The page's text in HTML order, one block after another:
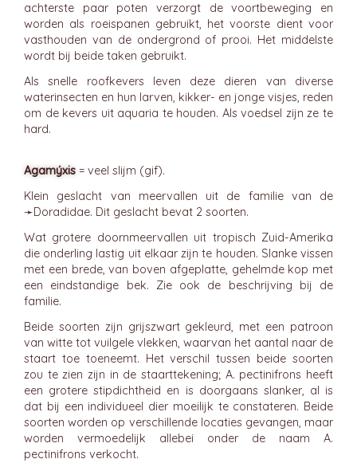
achterste paar poten verzorgt de voortbeweging en
worden als roeispanen gebruikt, het voorste dient voor
vasthouden van de ondergrond of prooi. Het middelste
wordt bij beide taken gebruikt.
Als snelle roofkevers leven deze dieren van diverse
waterinsecten en hun larven, kikker- en jonge visjes, reden
om de kevers uit aquaria te houden. Als voedsel zijn ze te
hard.
Agamýxis = veel slijm (gif).
Klein geslacht van meervallen uit de familie van de
➛Doradidae. Dit geslacht bevat 2 soorten.
Wat grotere doornmeervallen uit tropisch Zuid-Amerika
die onderling lastig uit elkaar zijn te houden. Slanke vissen
met een brede, van boven afgeplatte, gehelmde kop met
een eindstandige bek. Zie ook de beschrijving bij de
familie.
Beide soorten zijn grijszwart gekleurd, met een patroon
van witte tot vuilgele vlekken, waarvan het aantal naar de
staart toe toeneemt. Het verschil tussen beide soorten
zou te zien zijn in de staarttekening; A. pectinifrons heeft
een grotere stipdichtheid en is doorgaans slanker, al is
dat bij een individueel dier moeilijk te constateren. Beide
soorten worden op verschillende locaties gevangen, maar
worden vermoedelijk allebei onder de naam A.
pectinifrons verkocht.